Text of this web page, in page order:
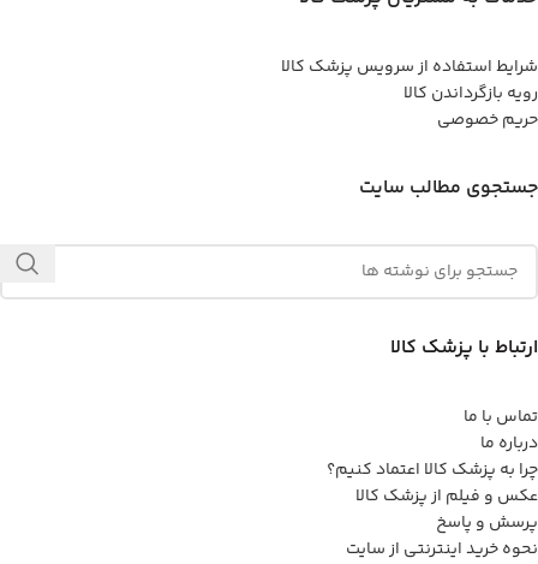
شرایط استفاده از سرویس پزشک کالا
رویه بازگرداندن کالا
حریم خصوصی
جستجوی مطالب سایت
ارتباط با پزشک کالا
تماس با ما
درباره ما
چرا به پزشک کالا اعتماد کنیم؟
عکس و فیلم از پزشک کالا
پرسش و پاسخ
نحوه خرید اینترنتی از سایت